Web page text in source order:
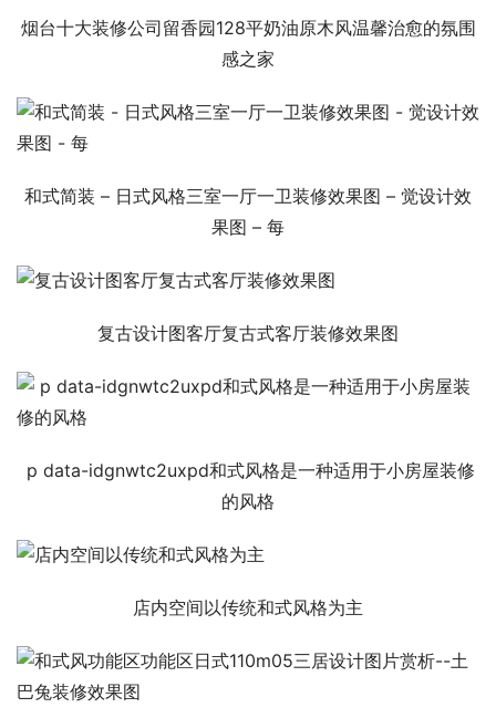
烟台十大装修公司留香园128平奶油原木风温馨治愈的氛围
感之家
和式简装 – 日式风格三室一厅一卫装修效果图 – 觉设计效
果图 – 每
复古设计图客厅复古式客厅装修效果图
的风格
店内空间以传统和式风格为主